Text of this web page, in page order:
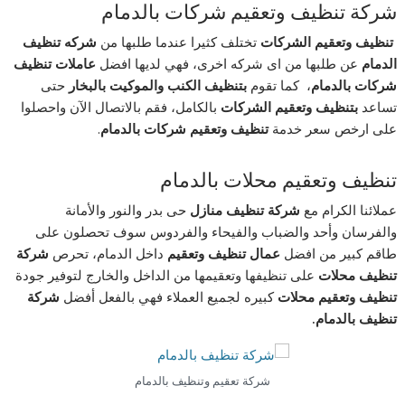
شركة تنظيف وتعقيم شركات بالدمام
تنظيف وتعقيم الشركات تختلف كثيرا عندما طلبها من شركه تنظيف
الدمام عن طلبها من اى شركه اخرى، فهي لديها افضل عاملات تنظيف
شركات بالدمام، كما تقومبتنظيف الكنب والموكيت بالبخار حتى
تساعدبتنظيف وتعقيم الشركات بالكامل، فقم بالاتصال الآن واحصلوا
على ارخص سعر خدمةتنظيف وتعقيم شركات بالدمام.
تنظيف وتعقيم محلات بالدمام
عملائنا الكرام مع شركة تنظيف منازل حى بدر والنور والأمانة
والفرسان وأحد والضباب والفيحاء والفردوس سوف تحصلون على
طاقم كبير من افضل عمال تنظيف وتعقيم داخل الدمام، تحرص شركة
تنظيف محلات على تنظيفها وتعقيمها من الداخل والخارج لتوفير جودة
تنظيف وتعقيم محلات كبيره لجميع العملاء فهي بالفعل أفضل شركة
تنظيف بالدمام.
شركة تعقيم وتنظيف بالدمام